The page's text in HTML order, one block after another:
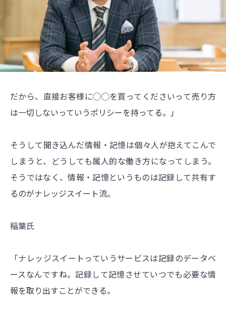
だから、直接お客様に◯◯を買ってくださいって売り方
は一切しないっていうポリシーを持ってる。」
そうして聞き込んだ情報・記憶は個々人が抱えてこんで
しまうと、どうしても属人的な働き方になってしまう。
そうではなく、情報・記憶というものは記録して共有す
るのがナレッジスイート流。
稲葉氏
「ナレッジスイートっていうサービスは記録のデータベ
ースなんですね。記録して記憶させていつでも必要な情
報を取り出すことができる。